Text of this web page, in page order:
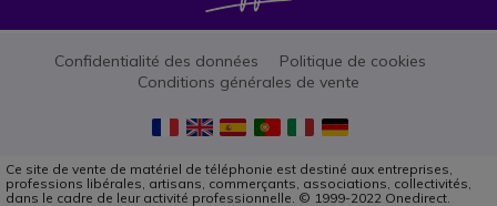
Confidentialité des données
Politique de cookies
Conditions générales de vente
Ce site de vente de matériel de téléphonie est destiné aux entreprises,
professions libérales, artisans, commerçants, associations, collectivités,
dans le cadre de leur activité professionnelle. © 1999-2022 Onedirect.